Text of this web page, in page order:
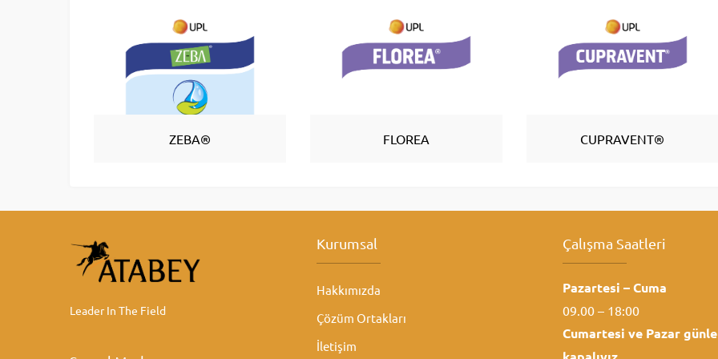
ZEBA® FLOREA CUPRAVENT®
Leader In The Field
Kurumsal
Hakkımızda
Çözüm Ortakları
İletişim
Çalışma Saatleri
Pazartesi – Cuma
09.00 – 18:00
Cumartesi ve Pazar